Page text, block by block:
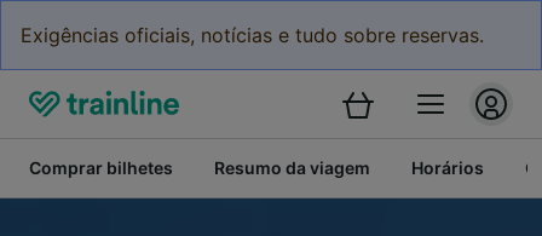
Exigências oficiais, notícias e tudo sobre reservas.
Comprar bilhetes Resumo da viagem Horários